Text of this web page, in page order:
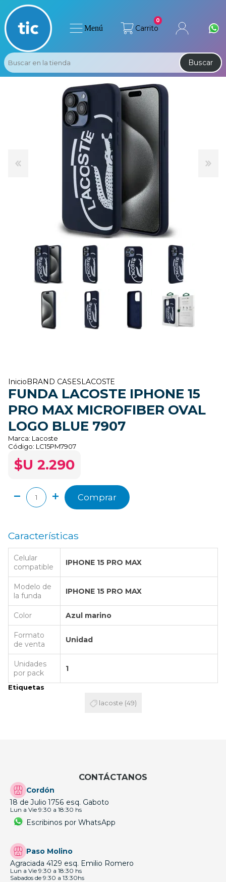
Carrito
0
Buscar
Menú
Inicio BRAND CASES LACOSTE
FUNDA LACOSTE IPHONE 15
PRO MAX MICROFIBER OVAL
LOGO BLUE 7907
Marca: Lacoste
Código: LC15PM7907
$U 2.290
Comprar
Características
Celular
compatible
IPHONE 15 PRO MAX
Modelo de
la funda
IPHONE 15 PRO MAX
Color Azul marino
Formato
de venta
Unidad
Unidades
por pack
1
Etiquetas
lacoste (49)
CONTÁCTANOS
Cordón
18 de Julio 1756 esq. Gaboto
Lun a Vie 9:30 a 18:30 hs
Escribinos por WhatsApp
Paso Molino
Agraciada 4129 esq. Emilio Romero
Lun a Vie 9:30 a 18:30 hs
Sabados de 9:30 a 13:30hs